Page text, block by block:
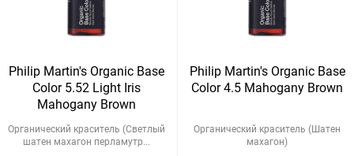
Philip Martin's Organic Base
Color 5.52 Light Iris
Mahogany Brown
Органический краситель (Светлый
шатен махагон перламутр...
Philip Martin's Organic Base
Color 4.5 Mahogany Brown
Органический краситель (Шатен
махагон)